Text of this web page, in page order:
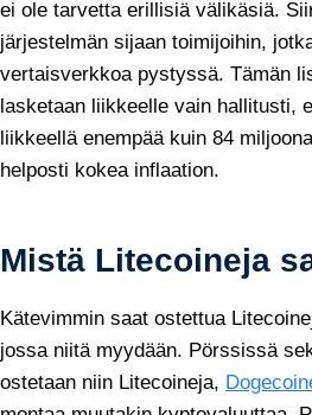
ei ole tarvetta erillisiä välikäsiä.
järjestelmän sijaan toimijoihin,
vertaisverkkoa pystyssä. Tämän
lasketaan liikkeelle vain hallitusti,
liikkeellä enempää kuin 84
helposti kokea inflaation.
Mistä Litecoineja
Kätevimmin saat ostettua
jossa niitä myydään. Pörssissä
ostetaan niin Litecoineja,